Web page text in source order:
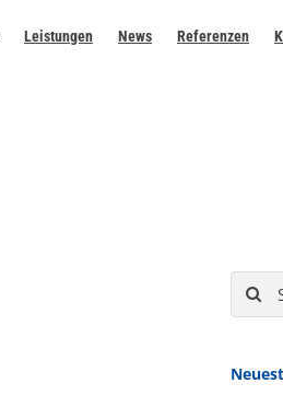
Leistungen News Referenzen
Suche
nach: